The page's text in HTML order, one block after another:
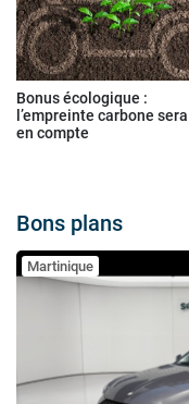
Bonus écologique :
l’empreinte carbone
en compte
Bons plans
Martinique